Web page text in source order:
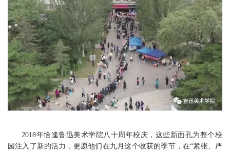
2018年恰逢鲁迅美术学院八十周年校庆，这些新面孔为整个校
园注入了新的活力，更愿他们在九月这个收获的季节，在“紧张、严